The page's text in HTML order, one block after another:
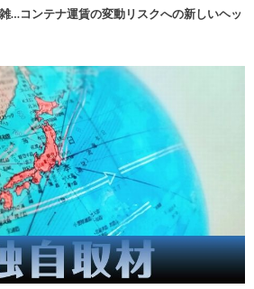
…コンテナ運賃の変動リスクへの新しいヘッ